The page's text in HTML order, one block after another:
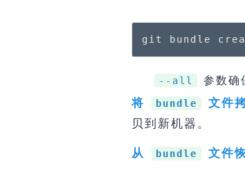
git bundle
--all 参数确
将 bundle 文件
贝到新机器。
从 bundle 文件